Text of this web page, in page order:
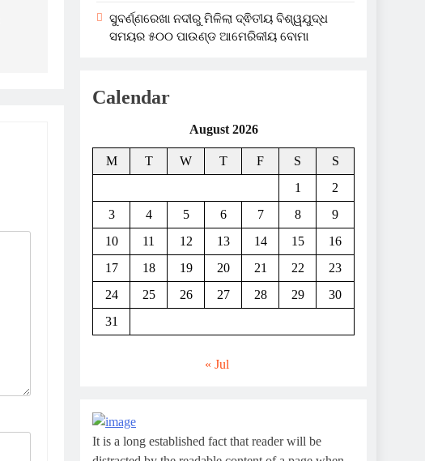
ସୁବର୍ଣ୍ଣରେଖା ନଦୀରୁ ମିଳିଲା ଦ୍ଵିତୀୟ ବିଶ୍ୱଯୁଦ୍ଧ
ସମୟର ୫୦୦ ପାଉଣ୍ଡ ଆମେରିକୀୟ ବୋମା
Calendar
August 2026
M T W T F S
S
1
2
3
4 5 6 7 8
9
10
11 12 13 14 15
16
17
18 19 20 21 22
23
24
25 26 27 28 29
30
31
« Jul
It is a long established fact that reader will be